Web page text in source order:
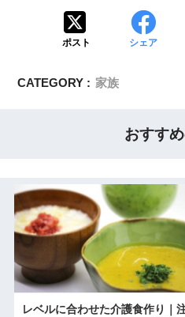
ポスト シェア
CATEGORY : 家族
おすす
レベルに合わせた介護食作り｜